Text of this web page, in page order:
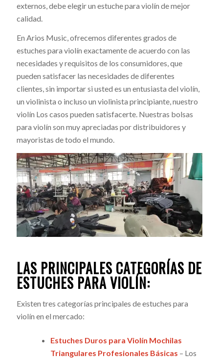
externos, debe elegir un estuche para violín de mejor
calidad.
En Arios Music, ofrecemos diferentes grados de
estuches para violín exactamente de acuerdo con las
necesidades y requisitos de los consumidores, que
pueden satisfacer las necesidades de diferentes
clientes, sin importar si usted es un entusiasta del violín,
un violinista o incluso un violinista principiante, nuestro
violín Los casos pueden satisfacerte. Nuestras bolsas
para violín son muy apreciadas por distribuidores y
mayoristas de todo el mundo.
LAS PRINCIPALES CATEGORÍAS DE
ESTUCHES PARA VIOLÍN:
Existen tres categorías principales de estuches para
violín en el mercado:
Estuches Duros para Violín Mochilas
Triangulares Profesionales Básicas – Los